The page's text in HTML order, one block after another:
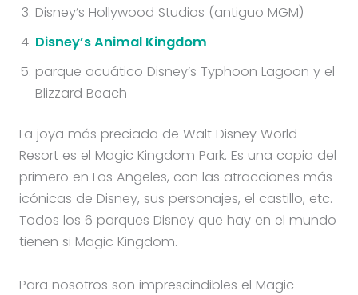
Disney’s Hollywood Studios (antiguo MGM)
Disney’s Animal Kingdom
parque acuático Disney’s Typhoon Lagoon y el
Blizzard Beach
La joya más preciada de Walt Disney World
Resort es el Magic Kingdom Park. Es una copia del
primero en Los Angeles, con las atracciones más
icónicas de Disney, sus personajes, el castillo, etc.
Todos los 6 parques Disney que hay en el mundo
tienen si Magic Kingdom.
Para nosotros son imprescindibles el Magic